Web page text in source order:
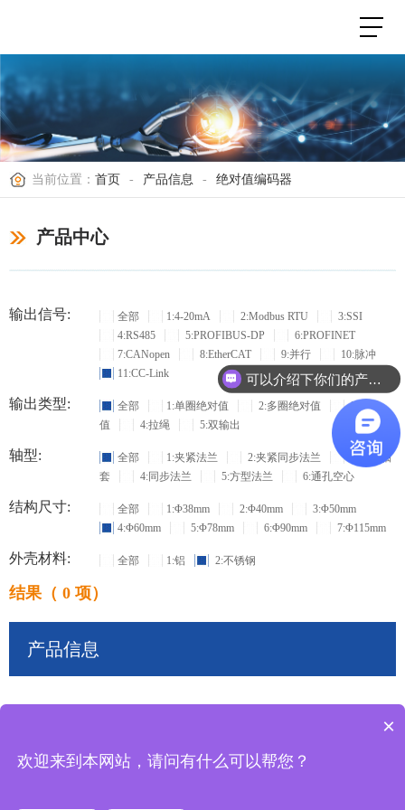
当前位置： 首页 - 产品信息 - 绝对值编码器
产品中心
输出信号: 全部 1:4-20mA 2:Modbus RTU
3:SSI
4:RS485
5:PROFIBUS-DP
6:PROFINET
7:CANopen
8:EtherCAT 9:并行
10:脉冲
11:CC-Link
输出类型: 全部 1:单圈绝对值 2:多圈绝对值
3:增量
值
4:拉绳 5:双输出
轴型: 全部 1:夹紧法兰 2:夹紧同步法兰
3:盲孔轴
套
4:同步法兰 5:方型法兰 6:通孔空心
结构尺寸: 全部 1:Φ38mm 2:Φ40mm
3:Φ50mm
4:Φ60mm
5:Φ78mm 6:Φ90mm 7:Φ115mm
外壳材料: 全部 1:铝 2:不锈钢
结果（ 0 项）
产品信息
可以介绍下你们的产品么？
×
欢迎来到本网站，请问有什么可以帮您？